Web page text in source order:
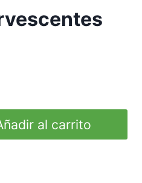
al carrito